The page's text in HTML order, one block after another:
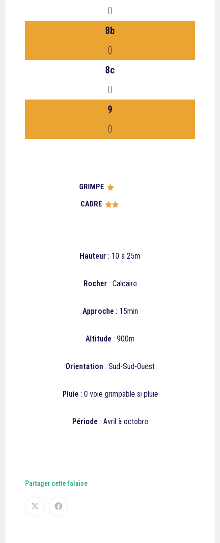
0
8b
0
8c
0
9
0
GRIMPE 
CADRE 
Hauteur : 10 à 25m
Rocher : Calcaire
Approche : 15min
Altitude : 900m
Orientation : Sud-Sud-Ouest
Pluie : 0 voie grimpable si pluie
Période : Avril à octobre
Partager cette falaise